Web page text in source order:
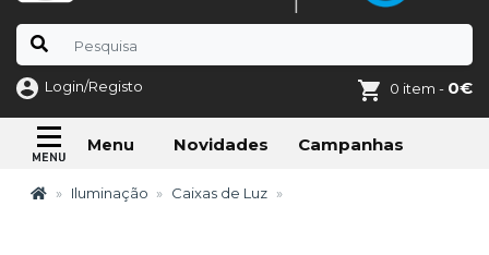
Login/Registo 0 item - 0€
Menu Novidades Campanhas
Iluminação Caixas de Luz